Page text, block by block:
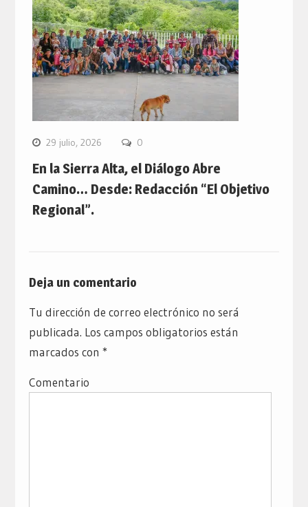
29 julio, 2026 0
En la Sierra Alta, el Diálogo Abre
Camino… Desde: Redacción “El Objetivo
Regional”.
Deja un comentario
Tu dirección de correo electrónico no será
publicada. Los campos obligatorios están
marcados con *
Comentario